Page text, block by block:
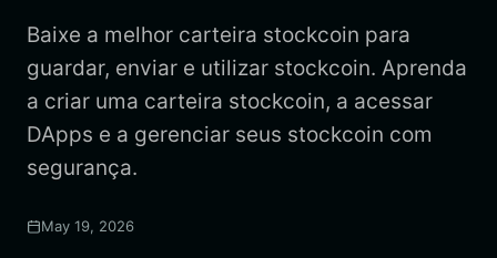
Baixe a melhor carteira stockcoin para
guardar, enviar e utilizar stockcoin. Aprenda
a criar uma carteira stockcoin, a acessar
DApps e a gerenciar seus stockcoin com
segurança.
May 19, 2026